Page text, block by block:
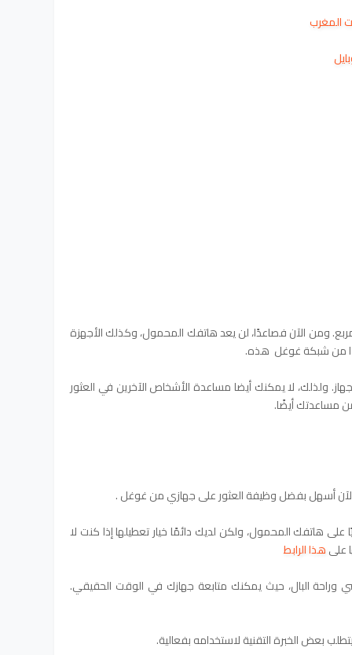
المغرب
ومن الآن فصاعدًا، لن يعد هاتفك المحمول، وكذلك الأجهزة
من شبكة غوغل هذه.
ولذلك، لا يمكنك أيضا مساعدة الأشخاص الآخرين في العثور
مساعدتك أيضًا.
الآن أسهل بفضل وظيفة العثور على جهازي من غوغل .
هاتفك المحمول، ولكن لديك دائمًا خيار تعطيلها إذا كنت لا
علىهذا الرابط
وراحة البال، حيث يمكنك متابعة جهازك في الوقت الحقيقي.
بعض الخبرة التقنية لاستخدامه بفعالية.